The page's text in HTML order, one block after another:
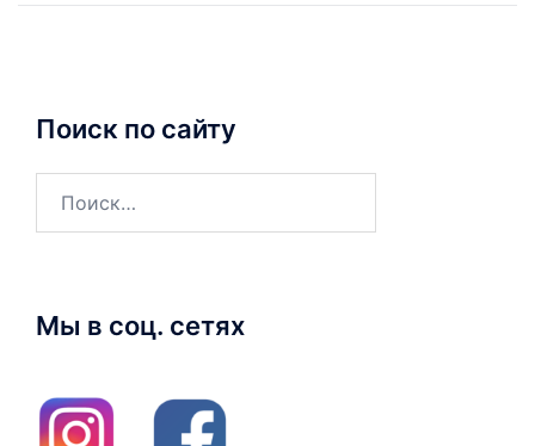
Поиск по сайту
Мы в соц. сетях